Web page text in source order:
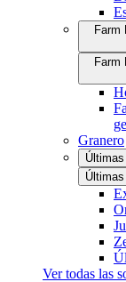
Farm
Farm
Granero
Ver todas las